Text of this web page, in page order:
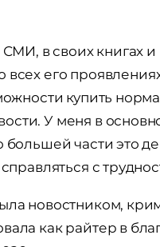
в своих книгах и
его
купить
У меня в
части это
с
новостником,
как райтер в